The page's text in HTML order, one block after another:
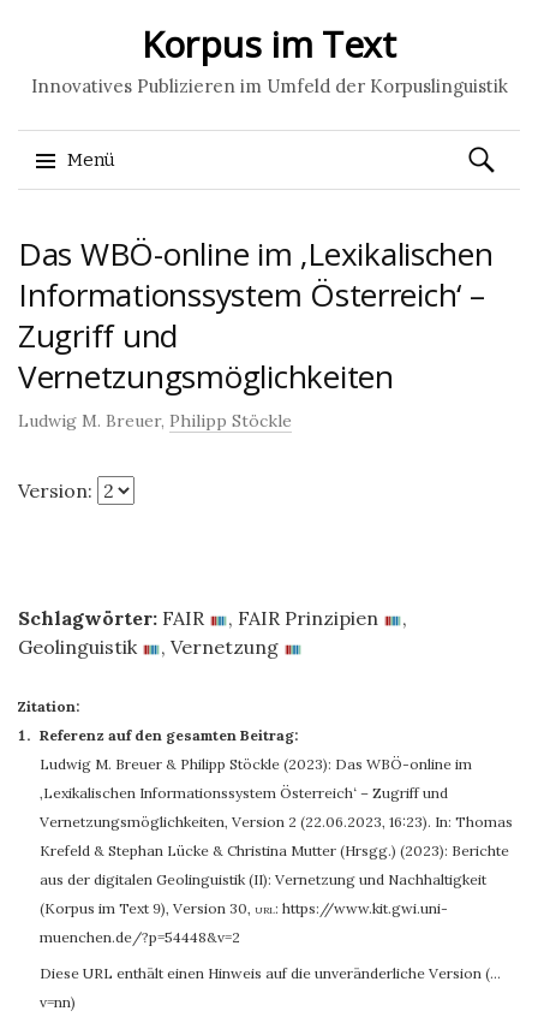
Korpus im Text
Innovatives Publizieren im Umfeld der Korpuslinguistik
Menü
zum
Suchen
nach:
Das WBÖ-online im ‚Lexikalischen
Informationssystem Österreich‘ –
Zugriff und
Vernetzungsmöglichkeiten
Ludwig M. Breuer, Philipp Stöckle
Version:
Schlagwörter: FAIR , FAIR Prinzipien
,
Geolinguistik
, Vernetzung
Zitation:
Referenz auf den gesamten Beitrag:
Ludwig M. Breuer & Philipp Stöckle (2023): Das WBÖ-online im
‚Lexikalischen Informationssystem Österreich‘ – Zugriff und
Vernetzungsmöglichkeiten, Version 2 (22.06.2023, 16:23). In: Thomas
Krefeld & Stephan Lücke & Christina Mutter (Hrsgg.) (2023): Berichte
aus der digitalen Geolinguistik (II): Vernetzung und Nachhaltigkeit
(Korpus im Text 9), Version 30, url: https://www.kit.gwi.uni-
muenchen.de/?p=54448&v=2
Diese URL enthält einen Hinweis auf die unveränderliche Version (…
v=nn)